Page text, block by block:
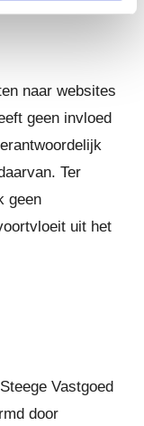
naar websites
geen invloed
Ter
geen
uit het
Vastgoed
door